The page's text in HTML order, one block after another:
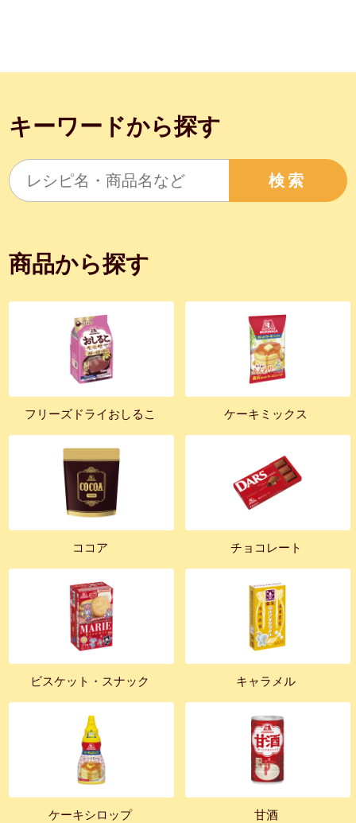
キーワードから探す
検索
商品から探す
フリーズドライおしるこ ケーキミックス
ココア チョコレート
ビスケット・スナック キャラメル
ケーキシロップ 甘酒